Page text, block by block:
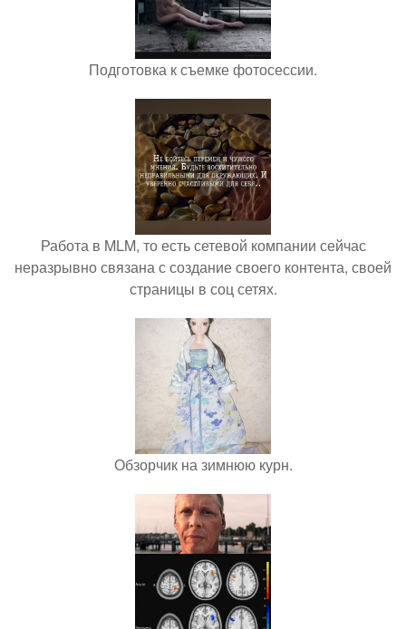
Подготовка к съемке фотосессии.
Работа в MLM, то есть сетевой компании сейчас
неразрывно связана с создание своего контента, своей
страницы в соц сетях.
Обзорчик на зимнюю курн.